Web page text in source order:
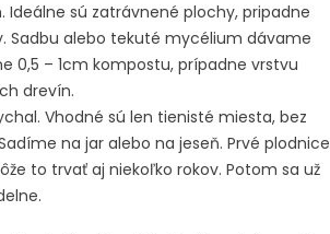
sú zatrávnené plochy, pripadne
Sadbu alebo tekuté mycélium dávame
0,5 – 1cm kompostu, prípadne vrstvu
drevín.
Vhodné sú len tienisté miesta, bez
na jar alebo na jeseň. Prvé plodnice
to trvať aj niekoľko rokov. Potom sa už